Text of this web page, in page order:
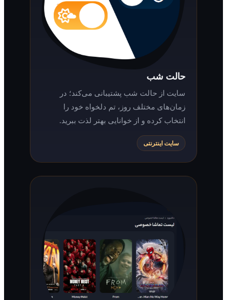
حالت شب
سایت از حالت شب پشتیبانی می‌کند؛ در
زمان‌های مختلف روز، تم دلخواه خود را
انتخاب کرده و از خوانایی بهتر لذت ببرید.
سایت اینترنتی